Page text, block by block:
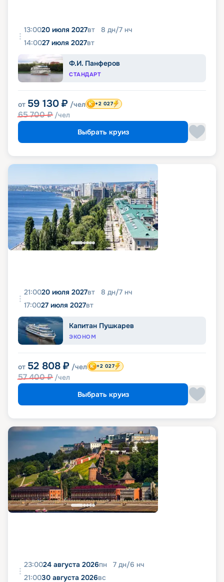
13:0020 июля 2027вт 8 дн/7 нч
14:0027 июля 2027вт
Ф.И. Панферов
СТАНДАРТ
от 59 130 ₽ /чел
65 700₽ /чел
+2 027
Выбрать круиз
21:0020 июля 2027вт 8 дн/7 нч
17:0027 июля 2027вт
Капитан Пушкарев
ЭКОНОМ
от 52 808 ₽ /чел
57 400₽ /чел
+2 027
Выбрать круиз
23:0024 августа 2026пн 7 дн/6 нч
21:0030 августа 2026вс